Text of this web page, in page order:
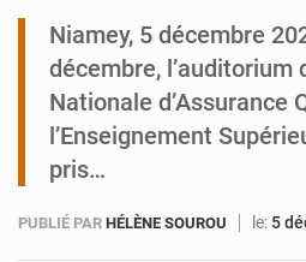
Niamey, 5 décembre
décembre, l’auditorium
Nationale d’Assurance
l’Enseignement
pris…
PUBLIÉ PAR HÉLÈNE SOUROU le: 5